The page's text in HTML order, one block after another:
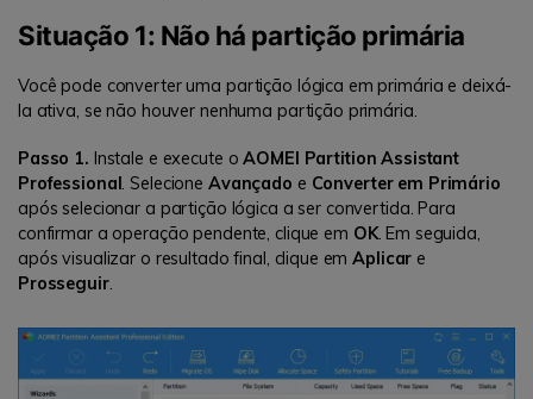
Situação 1: Não há partição primária
Você pode converter uma partição lógica em primária e deixá-
la ativa, se não houver nenhuma partição primária.
Passo 1. Instale e execute oAOMEI Partition Assistant
Professional. Selecione Avançado e Converter em Primário
após selecionar a partição lógica a ser convertida. Para
confirmar a operação pendente, clique em OK. Em seguida,
após visualizar o resultado final, clique emAplicar e
Prosseguir.